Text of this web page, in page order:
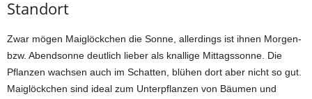
Standort
Zwar mögen Maiglöckchen die Sonne, allerdings ist ihnen Morgen-
bzw. Abendsonne deutlich lieber als knallige Mittagssonne. Die
Pflanzen wachsen auch im Schatten, blühen dort aber nicht so gut.
Maiglöckchen sind ideal zum Unterpflanzen von Bäumen und